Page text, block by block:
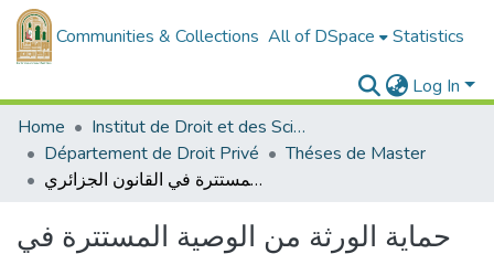
Communities & Collections All of DSpace Statistics
Log In
Home
Institut de Droit et des Sciences Politiques
Département de Droit Privé
Théses de Master
حماية الورثة من الوصية المستترة في القانون الجزائري
حماية الورثة من الوصية المستترة في